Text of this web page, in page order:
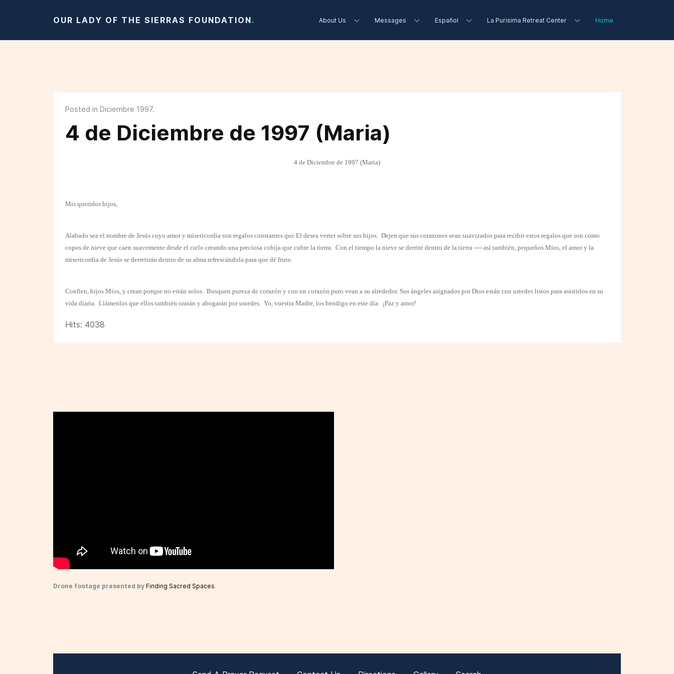
OUR LADY OF THE SIERRAS FOUNDATION. About Us Messages Español La Purisima Retreat Center Home
Posted in Diciembre 1997.
4 de Diciembre de 1997 (Maria)
4 de Diciembre de 1997 (Maria)
Mis queridos hijos,
Alabado sea el nombre de Jesús cuyo amor y misericordia son regalos constantes que El desea verter sobre sus hijos. Dejen que sus corazones sean suavizados para recibir estos regalos que son como
copos de nieve que caen suavemente desde el cielo creando una preciosa cobija que cubre la tierra. Con el tiempo la nieve se derrite dentro de la tierra ---- así también, pequeños Míos, el amor y la
misericordia de Jesús se derretirán dentro de su alma refrescándola para que dé fruto.
Confíen, hijos Míos, y crean porque no están solos. Busquen pureza de corazón y con un corazón puro vean a su alrededor. Sus ángeles asignados por Dios están con ustedes listos para asistirlos en su
vida diaria. Llámenlos que ellos también orarán y abogarán por ustedes. Yo, vuestra Madre, los bendigo en este día. ¡Paz y amor!
Hits: 4038
Drone footage presented by Finding Sacred Spaces.